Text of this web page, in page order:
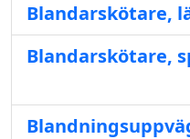
Blandarskötare,
Blandarskötare,